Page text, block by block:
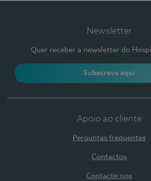
Newsletter
Quer receber a newsletter do
Subscreva aqui
Apoio ao cliente
Perguntas frequentes
Contactos
Contacte-nos